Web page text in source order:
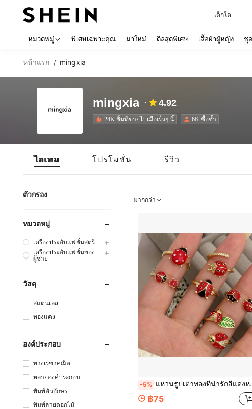
เด็กโต
หมวดหมู่ พิเศษเฉพาะคุณ มาใหม่ ดีลสุดพิเศษ เสื้อผ้าผู้หญิง ชุ
หน้าแรก / mingxia
mingxia 4.92
24K ชิ้นที่ขายไปเมื่อเร็วๆ นี้ 6K ซื้อซ้ำ
ไอเทม โปรโมชั่น รีวิว
ตัวกรอง
หมวดหมู่
เครื่องประดับแฟชั่นสตรี
เครื่องประดับแฟชั่นของ
ผู้ชาย
วัสดุ
สแตนเลส
ทองแดง
องค์ประกอบ
ทางเรขาคณิต
หลายองค์ประกอบ
พิมพ์ตัวอักษร
พิมพ์ลายดอกไม้
มากกว่า
-5% แหวนรูปเต่าทองที่น่ารักสีแดงหลากหลายสไตล์, แหวนน่ารักสำหรับผู้หญิงเหมาะสำหรับการสวมใส่ประจำวันหรือของขวัญเทศกาล
฿75